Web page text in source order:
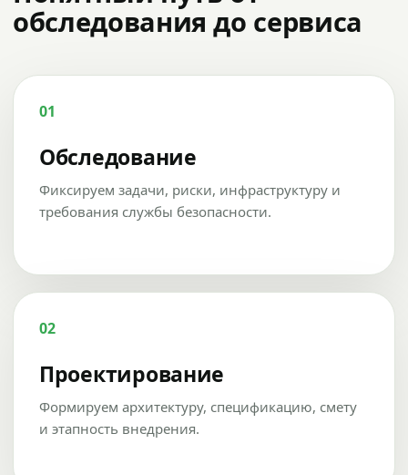
обследования до сервиса
01
Обследование
Фиксируем задачи, риски, инфраструктуру и
требования службы безопасности.
02
Проектирование
Формируем архитектуру, спецификацию, смету
и этапность внедрения.